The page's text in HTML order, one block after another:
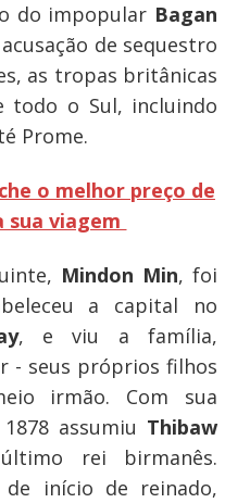
do impopular Bagan
de sequestro
as tropas britânicas
todo o Sul, incluindo
Prome.
o melhor preço de
sua viagem
Mindon Min, foi
a capital no
, e viu a família,
- seus próprios filhos
irmão. Com sua
assumiu Thibaw
rei birmanês.
início de reinado,